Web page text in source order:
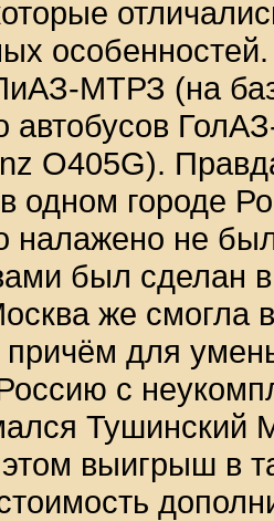
МТРЗ (на
автобусов
O405G).
одном городе
налажено не
был сделан
же смогла
причём для
с
Тушинский
выигрыш в